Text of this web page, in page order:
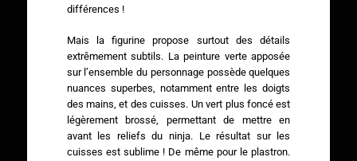
différences !
Mais la figurine propose surtout des détails
extrêmement subtils. La peinture verte apposée
sur l’ensemble du personnage possède quelques
nuances superbes, notamment entre les doigts
des mains, et des cuisses. Un vert plus foncé est
légèrement brossé, permettant de mettre en
avant les reliefs du ninja. Le résultat sur les
cuisses est sublime ! De même pour le plastron.